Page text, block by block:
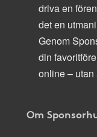
driva en
det en
Genom
din
online – utan
Om